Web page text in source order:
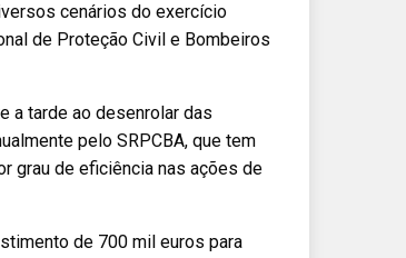
cenários do exercício
de Proteção Civil e Bombeiros
a tarde ao desenrolar das
pelo SRPCBA, que tem
grau de eficiência nas ações de
de 700 mil euros para